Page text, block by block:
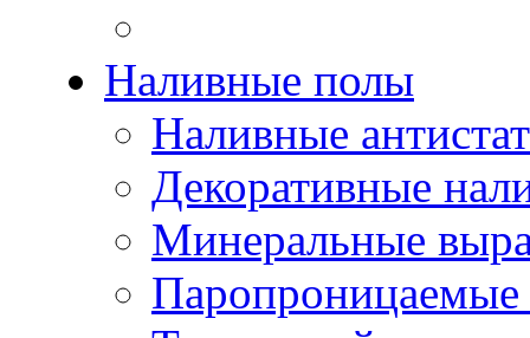
Наливные полы
Наливные
Декоративные
Минеральные